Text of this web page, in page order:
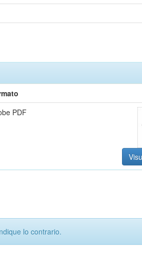
PDF
lo contrario.